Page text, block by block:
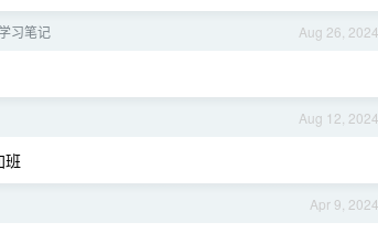
Aug 26, 2024
习笔记
Aug 12, 2024
班
Apr 9, 2024